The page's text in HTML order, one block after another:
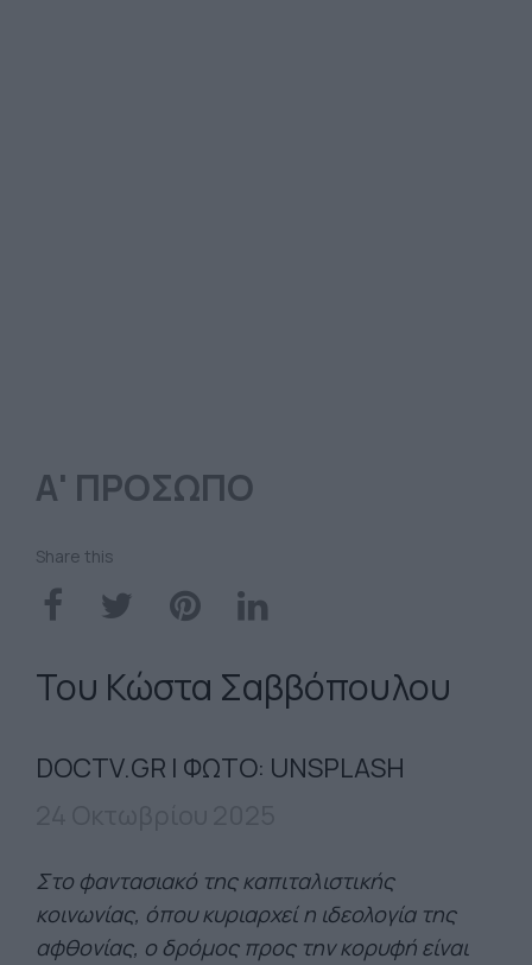
Α' ΠΡΟΣΩΠΟ
Share this
Του Κώστα Σαββόπουλου
DOCTV.GR | ΦΩΤΟ: UNSPLASH
Στο φαντασιακό της καπιταλιστικής
κοινωνίας, όπου κυριαρχεί η ιδεολογία της
αφθονίας, ο δρόμος προς την κορυφή είναι